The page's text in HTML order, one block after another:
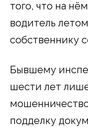
того, что на
водитель
собственнику
Бывшему
шести лет
подделку